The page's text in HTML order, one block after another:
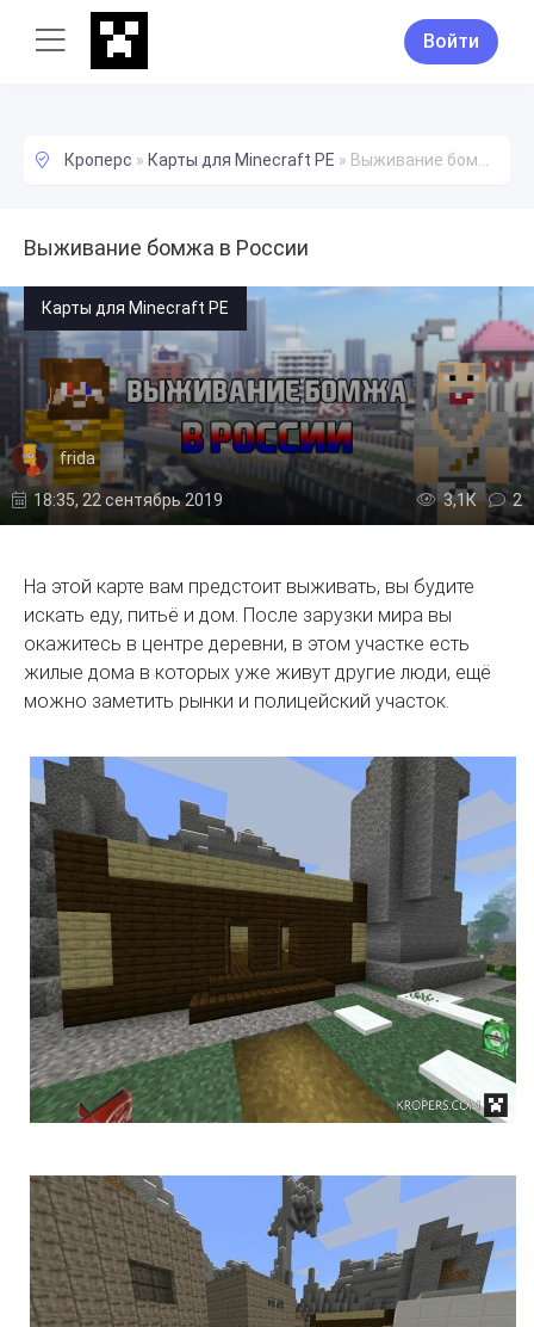
Войти
Кроперс » Карты для Minecraft PE » Выживание бомжа в России
Выживание бомжа в России
Карты для Minecraft PE
frida
18:35, 22 сентябрь 2019 3,1К 2
На этой карте вам предстоит выживать, вы будите
искать еду, питьё и дом. После зарузки мира вы
окажитесь в центре деревни, в этом участке есть
жилые дома в которых уже живут другие люди, ещё
можно заметить рынки и полицейский участок.